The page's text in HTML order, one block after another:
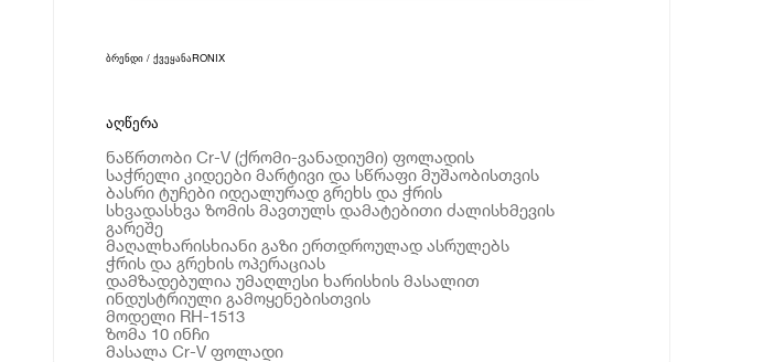
ბრენდი / ქვეყანაRONIX
აღწერა
ნაწრთობი Cr-V (ქრომი-ვანადიუმი) ფოლადის
საჭრელი კიდეები მარტივი და სწრაფი მუშაობისთვის
ბასრი ტუჩები იდეალურად გრეხს და ჭრის
სხვადასხვა ზომის მავთულს დამატებითი ძალისხმევის
გარეშე
მაღალხარისხიანი გაზი ერთდროულად ასრულებს
ჭრის და გრეხის ოპერაციას
დამზადებულია უმაღლესი ხარისხის მასალით
ინდუსტრიული გამოყენებისთვის
მოდელი RH-1513
ზომა 10 ინჩი
მასალა Cr-V ფოლადი